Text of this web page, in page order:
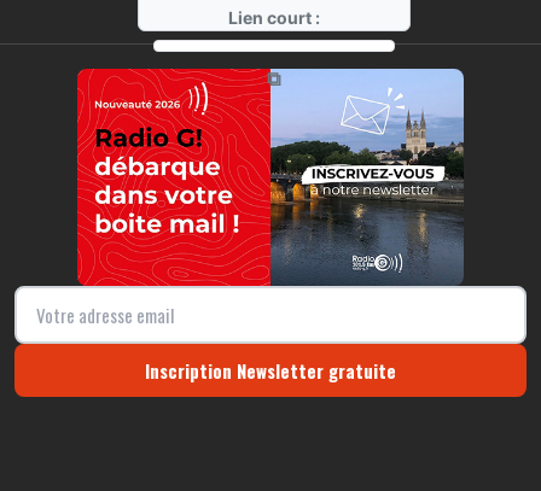
Lien court :
https://radio-g.fr?21865
⧉
Inscription Newsletter gratuite